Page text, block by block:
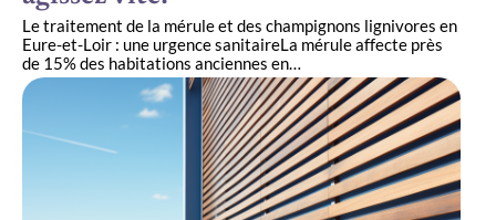
Le traitement de la mérule et des champignons lignivores en
Eure-et-Loir : une urgence sanitaireLa mérule affecte près
de 15% des habitations anciennes en…